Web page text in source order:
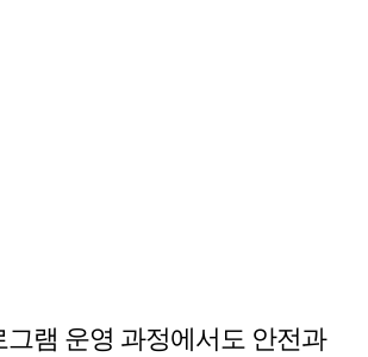
램 운영 과정에서도 안전과